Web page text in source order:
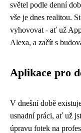
světel podle denní
vše je dnes realitou.
vyhovovat - ať už
Alexa, a začít s
Aplikace pro
V dnešní době
usnadní práci, ať už
úpravu fotek na